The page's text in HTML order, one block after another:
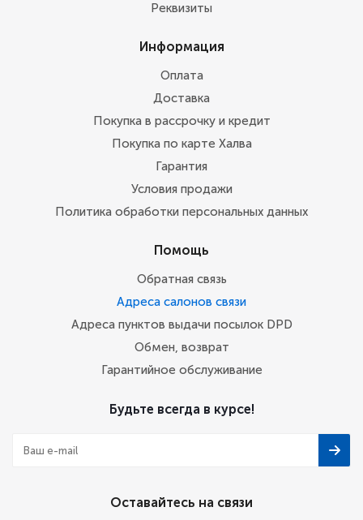
Реквизиты
Информация
Оплата
Доставка
Покупка в рассрочку и кредит
Покупка по карте Халва
Гарантия
Условия продажи
Политика обработки персональных данных
Помощь
Обратная связь
Адреса салонов связи
Адреса пунктов выдачи посылок DPD
Обмен, возврат
Гарантийное обслуживание
Будьте всегда в курсе!
Оставайтесь на связи